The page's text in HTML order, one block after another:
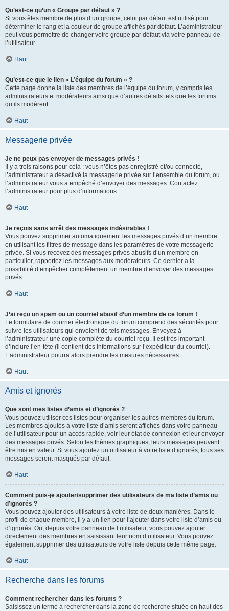
Qu’est-ce qu’un « Groupe par défaut » ?
Si vous êtes membre de plus d’un groupe, celui par défaut est utilisé pour
déterminer le rang et la couleur de groupe affichés par défaut. L’administrateur
peut vous permettre de changer votre groupe par défaut via votre panneau de
l’utilisateur.
Haut
Qu’est-ce que le lien « L’équipe du forum » ?
Cette page donne la liste des membres de l’équipe du forum, y compris les
administrateurs et modérateurs ainsi que d’autres détails tels que les forums
qu’ils modèrent.
Haut
Messagerie privée
Je ne peux pas envoyer de messages privés !
Il y a trois raisons pour cela : vous n’êtes pas enregistré et/ou connecté,
l’administrateur a désactivé la messagerie privée sur l’ensemble du forum, ou
l’administrateur vous a empêché d’envoyer des messages. Contactez
l’administrateur pour plus d’informations.
Haut
Je reçois sans arrêt des messages indésirables !
Vous pouvez supprimer automatiquement les messages privés d’un membre
en utilisant les filtres de message dans les paramètres de votre messagerie
privée. Si vous recevez des messages privés abusifs d’un membre en
particulier, rapportez les messages aux modérateurs. Ce dernier a la
possibilité d’empêcher complètement un membre d’envoyer des messages
privés.
Haut
J’ai reçu un spam ou un courriel abusif d’un membre de ce forum !
Le formulaire de courrier électronique du forum comprend des sécurités pour
suivre les utilisateurs qui envoient de tels messages. Envoyez à
l’administrateur une copie complète du courriel reçu. Il est très important
d’inclure l’en-tête (il contient des informations sur l’expéditeur du courriel).
L’administrateur pourra alors prendre les mesures nécessaires.
Haut
Amis et ignorés
Que sont mes listes d’amis et d’ignorés ?
Vous pouvez utiliser ces listes pour organiser les autres membres du forum.
Les membres ajoutés à votre liste d’amis seront affichés dans votre panneau
de l’utilisateur pour un accès rapide, voir leur état de connexion et leur envoyer
des messages privés. Selon les thèmes graphiques, leurs messages peuvent
être mis en valeur. Si vous ajoutez un utilisateur à votre liste d’ignorés, tous ses
messages seront masqués par défaut.
Haut
Comment puis-je ajouter/supprimer des utilisateurs de ma liste d’amis ou
d’ignorés ?
Vous pouvez ajouter des utilisateurs à votre liste de deux manières. Dans le
profil de chaque membre, il y a un lien pour l’ajouter dans votre liste d’amis ou
d’ignorés. Ou, depuis votre panneau de l’utilisateur, vous pouvez ajouter
directement des membres en saisissant leur nom d’utilisateur. Vous pouvez
également supprimer des utilisateurs de votre liste depuis cette même page.
Haut
Recherche dans les forums
Comment rechercher dans les forums ?
Saisissez un terme à rechercher dans la zone de recherche située en haut des